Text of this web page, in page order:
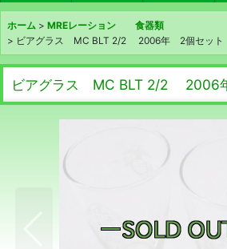
ホーム > MREレーション 食器類
> ビアグラス MC BLT 2/2 2006年 2個セット
ビアグラス MC BLT 2/2 2006